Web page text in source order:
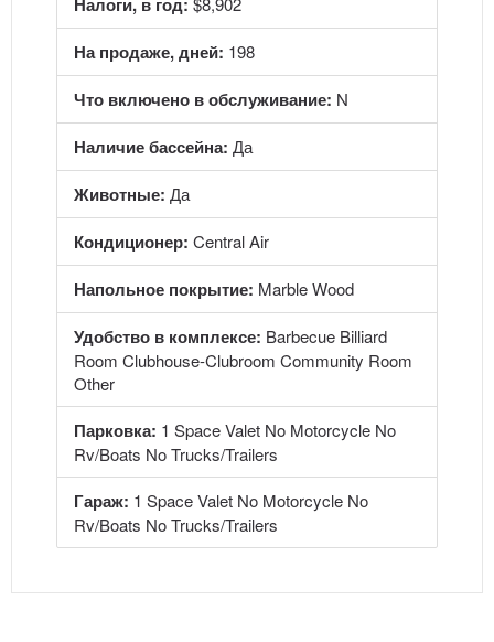
На продаже, дней: 198
Что включено в обслуживание: N
Наличие бассейна: Да
Животные: Да
Кондиционер: Central Air
Напольное покрытие: Marble Wood
Удобство в комплексе: Barbecue Billiard
Room Clubhouse-Clubroom Community Room
Other
Парковка: 1 Space Valet No Motorcycle No
Rv/Boats No Trucks/Trailers
Гараж: 1 Space Valet No Motorcycle No
Rv/Boats No Trucks/Trailers